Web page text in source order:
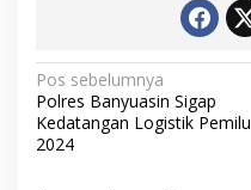
N
a
v
Pos sebelumnya
Polres Banyuasin Sigap
Kedatangan Logistik Pemilu
2024